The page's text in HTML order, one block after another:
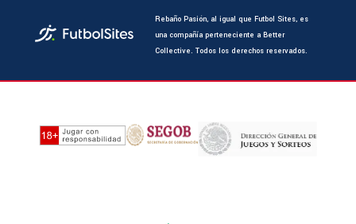
Rebaño Pasión, al igual que Futbol Sites, es
una compañía perteneciente a Better
Collective. Todos los derechos reservados.